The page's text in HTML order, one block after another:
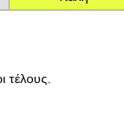
τέλους.